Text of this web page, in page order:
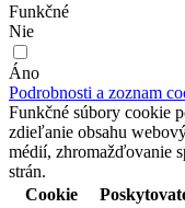
Funkčné
Nie
Áno
Podrobnosti a zoznam
Funkčné súbory cookie
zdieľanie obsahu
médií, zhromažďovanie
strán.
Cookie